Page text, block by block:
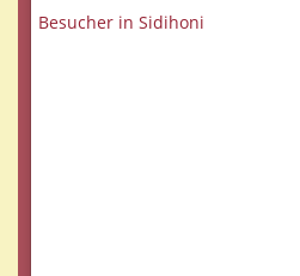
Besucher in Sidihoni